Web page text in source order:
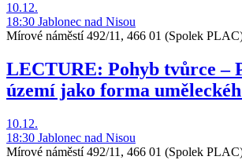
10.12.
18:30 Jablonec nad Nisou
Mírové náměstí 492/11, 466 01 (Spolek
LECTURE: Pohyb tvůrce –
území jako forma
10.12.
18:30 Jablonec nad Nisou
Mírové náměstí 492/11, 466 01 (Spolek